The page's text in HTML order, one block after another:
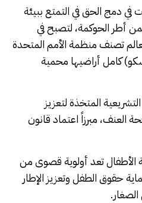
دمج الحق في التمتع ببيئة
أطر الحوكمة، لتصبح في
في العالم تصنف منظمة الأمم المتحدة
كامل أراضيها محمية
المتخذة لتعزيز
العنف، مبرزاً اعتماد قانون
الأطفال تعد أولوية قصوى من
حقوق الطفل وتعزيز الإطار